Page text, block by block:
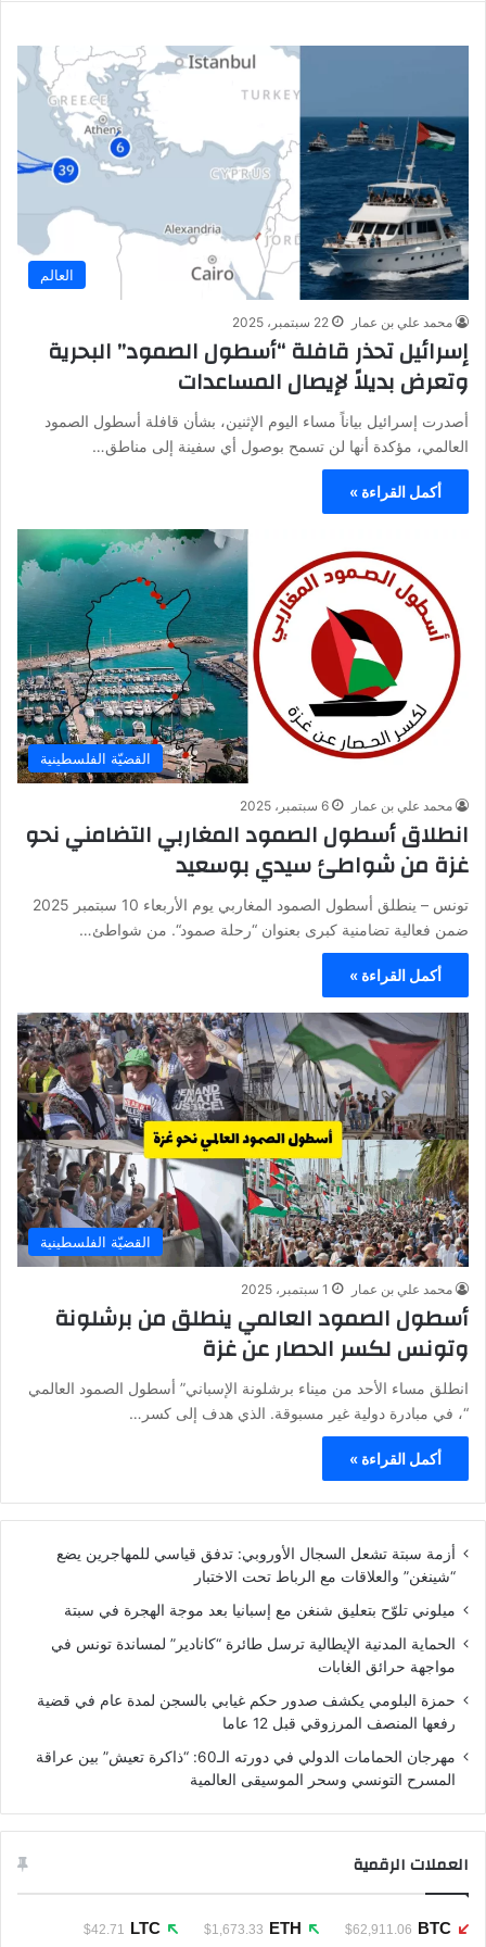
العالم
محمد علي بن عمار 22 سبتمبر، 2025
إسرائيل تحذر قافلة “أسطول الصمود” البحرية
وتعرض بديلاً لإيصال المساعدات
أصدرت إسرائيل بياناً مساء اليوم الإثنين، بشأن قافلة أسطول الصمود
العالمي، مؤكدة أنها لن تسمح بوصول أي سفينة إلى مناطق…
أكمل القراءة »
القضيّة الفلسطينية
محمد علي بن عمار 6 سبتمبر، 2025
انطلاق أسطول الصمود المغاربي التضامني نحو
غزة من شواطئ سيدي بوسعيد
تونس – ينطلق أسطول الصمود المغاربي يوم الأربعاء 10 سبتمبر 2025
ضمن فعالية تضامنية كبرى بعنوان “رحلة صمود“. من شواطئ…
أكمل القراءة »
القضيّة الفلسطينية
محمد علي بن عمار 1 سبتمبر، 2025
أسطول الصمود العالمي ينطلق من برشلونة
وتونس لكسر الحصار عن غزة
انطلق مساء الأحد من ميناء برشلونة الإسباني” أسطول الصمود العالمي
“، في مبادرة دولية غير مسبوقة. الذي هدف إلى كسر…
أكمل القراءة »
أزمة سبتة تشعل السجال الأوروبي: تدفق قياسي للمهاجرين يضع
“شينغن” والعلاقات مع الرباط تحت الاختبار
ميلوني تلوّح بتعليق شنغن مع إسبانيا بعد موجة الهجرة في سبتة
الحماية المدنية الإيطالية ترسل طائرة “كانادير” لمساندة تونس في
مواجهة حرائق الغابات
حمزة البلومي يكشف صدور حكم غيابي بالسجن لمدة عام في قضية
رفعها المنصف المرزوقي قبل 12 عاما
مهرجان الحمامات الدولي في دورته الـ60: “ذاكرة تعيش” بين عراقة
المسرح التونسي وسحر الموسيقى العالمية
العملات الرقمية
BTC
$62,911.06
ETH
$1,673.33
LTC
$42.71